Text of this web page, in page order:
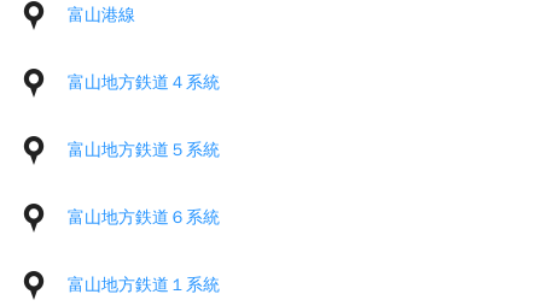
富山港線
富山地方鉄道４系統
富山地方鉄道５系統
富山地方鉄道６系統
富山地方鉄道１系統